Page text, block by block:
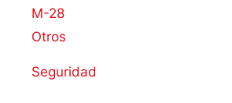
M-28
Otros
Seguridad